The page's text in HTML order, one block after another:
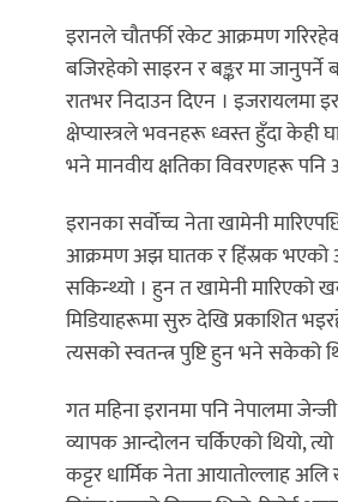
इरानले चौतर्फी रकेट आक्रमण
बजिरहेको साइरन र बङ्कर मा जानुपर्ने
रातभर निदाउन दिएन । इजरायलमा
क्षेप्यास्त्रले भवनहरू ध्वस्त हुँदा केही
भने मानवीय क्षतिका विवरणहरू
इरानका सर्वोच्च नेता खामेनी
आक्रमण अझ घातक र हिंस्रक भएको
सकिन्थ्यो । हुन त खामेनी मारिएको
मिडियाहरूमा सुरु देखि प्रकाशित
त्यसको स्वतन्त्र पुष्टि हुन भने सकेको
गत महिना इरानमा पनि नेपालमा
व्यापक आन्दोलन चर्किएको थियो,
कट्टर धार्मिक नेता आयातोल्लाह